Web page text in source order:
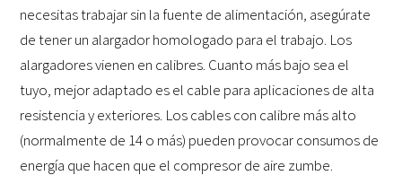
necesitas trabajar sin la fuente de alimentación, asegúrate
de tener un alargador homologado para el trabajo. Los
alargadores vienen en calibres. Cuanto más bajo sea el
tuyo, mejor adaptado es el cable para aplicaciones de alta
resistencia y exteriores. Los cables con calibre más alto
(normalmente de 14 o más) pueden provocar consumos de
energía que hacen que el compresor de aire zumbe.